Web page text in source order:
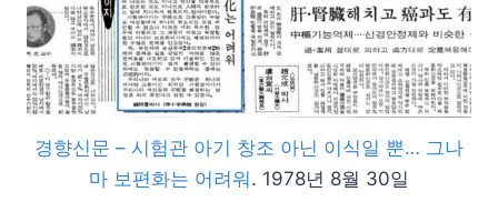
경향신문 – 시험관 아기 창조 아닌 이식일 뿐… 그나
마 보편화는 어려워 . 1978년 8월 30일